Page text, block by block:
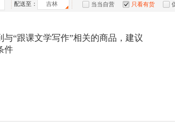
配送至： 吉林 当当自营 只看有货
与“跟课文学写作”相关的商品，建议
件